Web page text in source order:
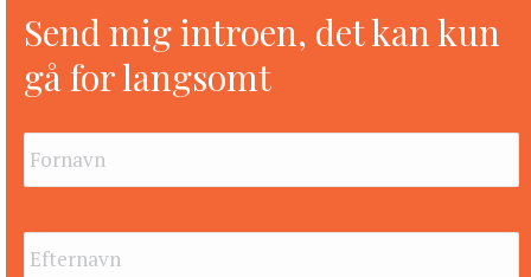
Send mig introen, det kan kun
gå for langsomt
Fornavn *
Efternavn *